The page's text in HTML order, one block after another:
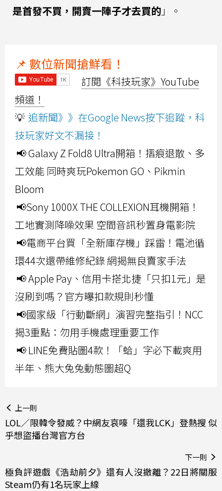
是首發不買，開賣一陣子才去買的 」。
📌 數位新聞搶鮮看！
訂閱《科技玩家》YouTube
頻道！
💡 追新聞》》在Google News按下追蹤，科
技玩家好文不漏接！
📢 Galaxy Z Fold8 Ultra開箱！摺痕退散、多
工效能 同時爽玩Pokemon GO、Pikmin
Bloom
📢Sony 1000X THE COLLEXION耳機開箱！
工地實測降噪效果 空間音訊秒置身電影院
📢電商平台買「全新庫存機」踩雷！電池循
環44次還帶維修紀錄 網揭無良賣家手法
📢 Apple Pay、信用卡搭北捷「只扣1元」是
沒刷到嗎？官方曝扣款規則秒懂
📢國家級「行動斷網」演習完整指引！NCC
揭3重點：勿用手機處理重要工作
📢 LINE免費貼圖4款！「蛤」字必下載爽用
半年、熊大兔兔動態圖超Q
上一則
LOL／限韓令發威？中網友哀嚎「還我LCK」登熱搜 似
乎想盜播台灣官方台
下一則
極負評遊戲《浩劫前夕》還有人沒撤離？22日將關服
Steam仍有1名玩家上線